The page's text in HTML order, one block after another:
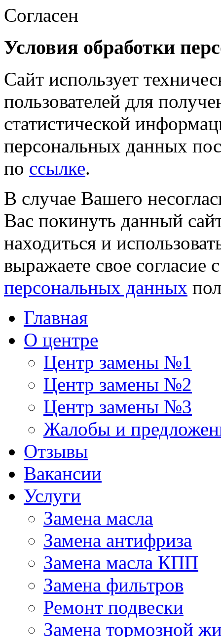
Согласен
Условия обработки
Сайт использует
пользователей для
статистической
персональных данных
по ссылке.
В случае Вашего
Вас покинуть данный
находиться и
выражаете свое согласие
персональных данных
Главная
О центре
Центр замены №1
Центр замены №2
Центр замены №3
Жалобы и
Отзывы
Вакансии
Услуги
Замена масла
Замена антифриза
Замена масла КПП
Замена фильтров
Ремонт подвески
Замена тормозной